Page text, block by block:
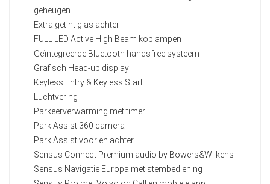
geheugen
Extra getint glas achter
FULL LED Active High Beam koplampen
Geïntegreerde Bluetooth handsfree systeem
Grafisch Head-up display
Keyless Entry & Keyless Start
Luchtvering
Parkeerverwarming met timer
Park Assist 360 camera
Park Assist voor en achter
Sensus Connect Premium audio by Bowers&Wilkens
Sensus Navigatie Europa met stembediening